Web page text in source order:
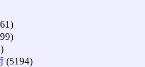
(5194)